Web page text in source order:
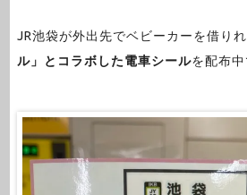
JR池袋が外出先でベビーカーを借り
ル」とコラボした電車シールを配布中